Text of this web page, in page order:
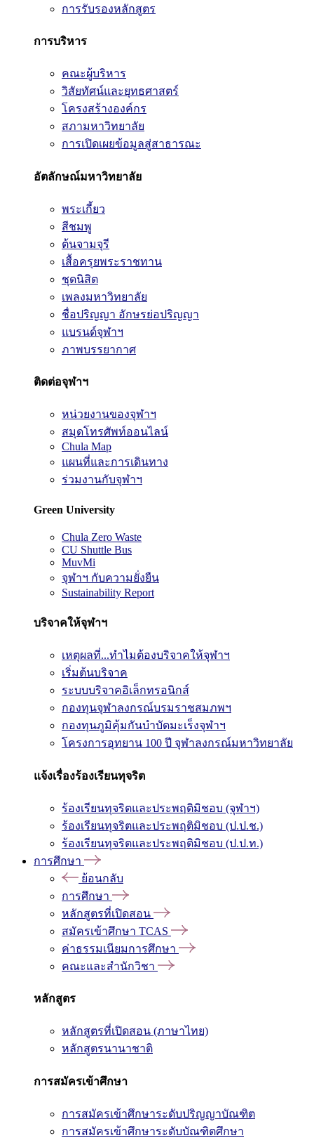
การรับรองหลักสูตร
การบริหาร
คณะผู้บริหาร
วิสัยทัศน์และยุทธศาสตร์
โครงสร้างองค์กร
สภามหาวิทยาลัย
การเปิดเผยข้อมูลสู่สาธารณะ
อัตลักษณ์มหาวิทยาลัย
พระเกี้ยว
สีชมพู
ต้นจามจุรี
เสื้อครุยพระราชทาน
ชุดนิสิต
เพลงมหาวิทยาลัย
ชื่อปริญญา อักษรย่อปริญญา
แบรนด์จุฬาฯ
ภาพบรรยากาศ
ติดต่อจุฬาฯ
หน่วยงานของจุฬาฯ
สมุดโทรศัพท์ออนไลน์
Chula Map
แผนที่และการเดินทาง
ร่วมงานกับจุฬาฯ
Green University
Chula Zero Waste
CU Shuttle Bus
MuvMi
จุฬาฯ กับความยั่งยืน
Sustainability Report
บริจาคให้จุฬาฯ
เหตุผลที่...ทำไมต้องบริจาคให้จุฬาฯ
เริ่มต้นบริจาค
ระบบบริจาคอิเล็กทรอนิกส์
กองทุนจุฬาลงกรณ์บรมราชสมภพฯ
กองทุนภูมิคุ้มกันบำบัดมะเร็งจุฬาฯ
โครงการอุทยาน 100 ปี จุฬาลงกรณ์มหาวิทยาลัย
แจ้งเรื่องร้องเรียนทุจริต
ร้องเรียนทุจริตและประพฤติมิชอบ (จุฬาฯ)
ร้องเรียนทุจริตและประพฤติมิชอบ (ป.ป.ช.)
ร้องเรียนทุจริตและประพฤติมิชอบ (ป.ป.ท.)
การศึกษา
ย้อนกลับ
การศึกษา
หลักสูตรที่เปิดสอน
สมัครเข้าศึกษา TCAS
ค่าธรรมเนียมการศึกษา
คณะและสำนักวิชา
หลักสูตร
หลักสูตรที่เปิดสอน (ภาษาไทย)
หลักสูตรนานาชาติ
การสมัครเข้าศึกษา
การสมัครเข้าศึกษาระดับปริญญาบัณฑิต
การสมัครเข้าศึกษาระดับบัณฑิตศึกษา